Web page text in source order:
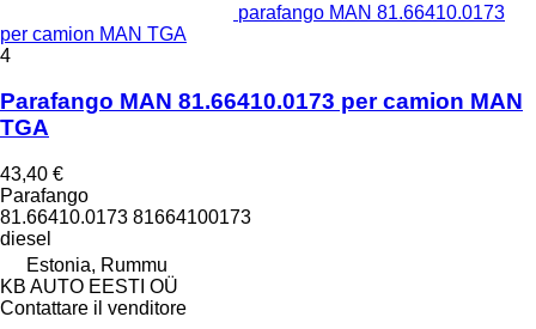
parafango MAN 81.66410.0173
per camion MAN TGA
4
Parafango MAN 81.66410.0173 per camion MAN
TGA
43,40 €
Parafango
81.66410.0173 81664100173
diesel
Estonia, Rummu
KB AUTO EESTI OÜ
Contattare il venditore